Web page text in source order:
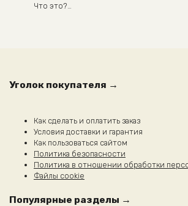
Что это?…
Уголок покупателя →
Как сделать и оплатить заказ
Условия доставки и гарантия
Как пользоваться сайтом
Политика безопасности
Политика в отношении обработки
Файлы cookie
Популярные разделы →